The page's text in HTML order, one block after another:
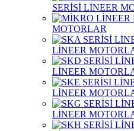
SERİSİ LİNEER
MOTORLAR
LİNEER
LİNEER
LİNEER
LİNEER